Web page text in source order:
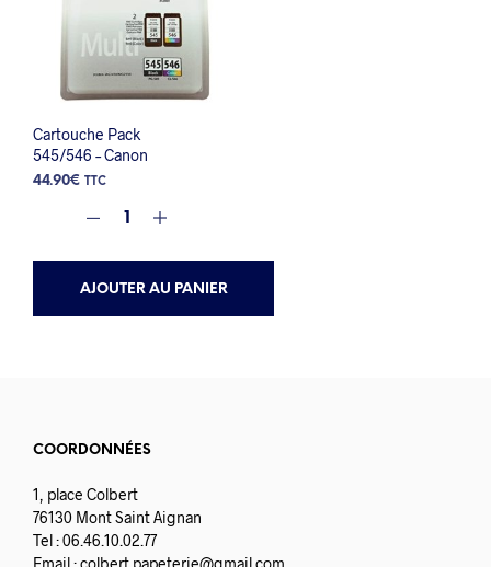
Cartouche Pack
545/546 – Canon
44.90€ TTC
AJOUTER AU PANIER
COORDONNÉES
1, place Colbert
76130 Mont Saint Aignan
Tel : 06.46.10.02.77
Email :colbert.papeterie@gmail.com